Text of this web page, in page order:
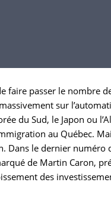
faire passer le nombre
sur
du Sud, le Japon ou
au Québec.
Dans le dernier numéro
de Martin Caron,
des